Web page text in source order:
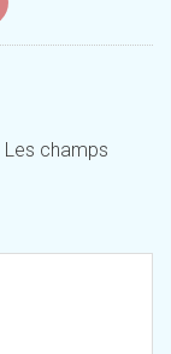
Les champs